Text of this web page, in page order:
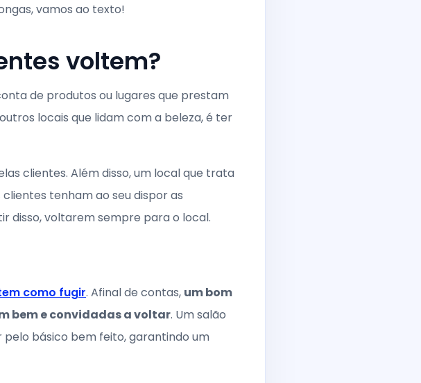
vamos ao texto!
voltem?
de produtos ou lugares que prestam
locais que lidam com a beleza, é ter
clientes. Além disso, um local que trata
tenham ao seu dispor as
disso, voltarem sempre para o local.
como fugir. Afinal de contas, um bom
bem e convidadas a voltar. Um salão
pelo básico bem feito, garantindo um